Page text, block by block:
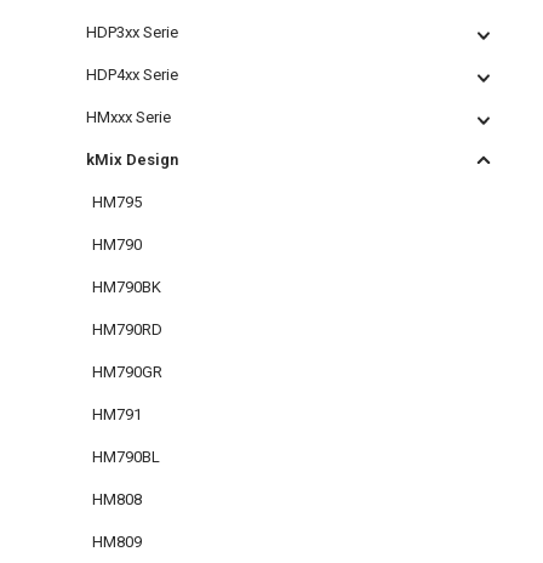
HDP3xx Serie
HDP4xx Serie
HMxxx Serie
kMix Design
HM795
HM790
HM790BK
HM790RD
HM790GR
HM791
HM790BL
HM808
HM809